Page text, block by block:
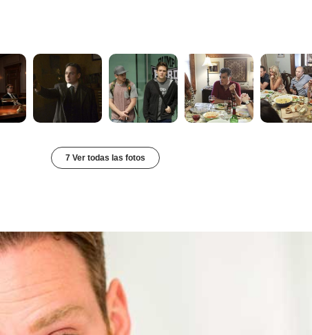
7 Ver todas las fotos